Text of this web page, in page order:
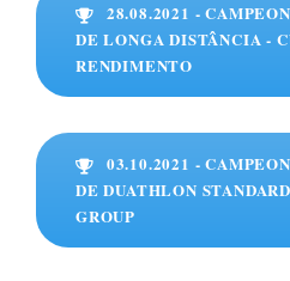
28.08.2021 -
DE LONGA DISTÂNCIA -
RENDIMENTO
03.10.2021 -
DE DUATHLON
GROUP